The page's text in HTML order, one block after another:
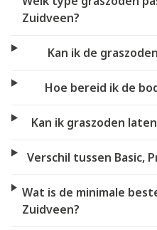
Zuidveen?
Kan ik de
Hoe bereid ik de
Kan ik graszoden
Verschil tussen Basic,
Wat is de minimale
Zuidveen?